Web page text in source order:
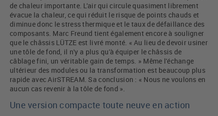
de chaleur importante. L'air qui circule quasiment librement
évacue la chaleur, ce qui réduit le risque de points chauds et
diminue donc le stress thermique et le taux de défaillance des
composants. Marc Freund tient également encore à souligner
que le châssis LÜTZE est livré monté. « Au lieu de devoir usiner
une tôle de fond, il n'y a plus qu'à équiper le châssis de
câblage fini, un véritable gain de temps. » Même l'échange
ultérieur des modules ou la transformation est beaucoup plus
rapide avec AirSTREAM. Sa conclusion : « Nous ne voulons en
aucun cas revenir à la tôle de fond ».
Une version compacte toute neuve en action